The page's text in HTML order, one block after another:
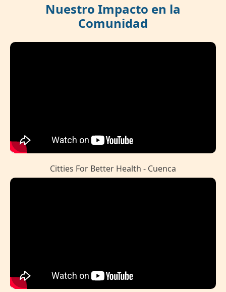
Nuestro Impacto en la
Comunidad
Citties For Better Health - Cuenca